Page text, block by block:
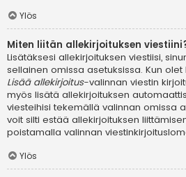
Ylös
Miten liitän allekirjoituksen
Lisätäksesi allekirjoituksen viestiisi,
sellainen omissa asetuksissa. Kun
Lisää allekirjoitus-valinnan viestin
myös lisätä allekirjoituksen
viesteihisi tekemällä valinnan omissa
voit silti estää allekirjoituksen
poistamalla valinnan
Ylös